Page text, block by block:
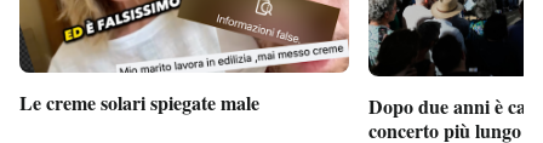
Le creme solari spiegate male
Dopo due anni è
concerto più lungo